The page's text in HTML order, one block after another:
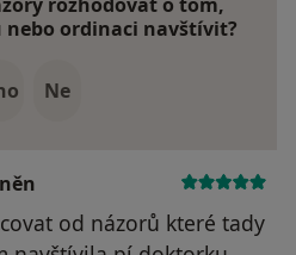
ordinaci navštívit?
Ne
od názorů které tady